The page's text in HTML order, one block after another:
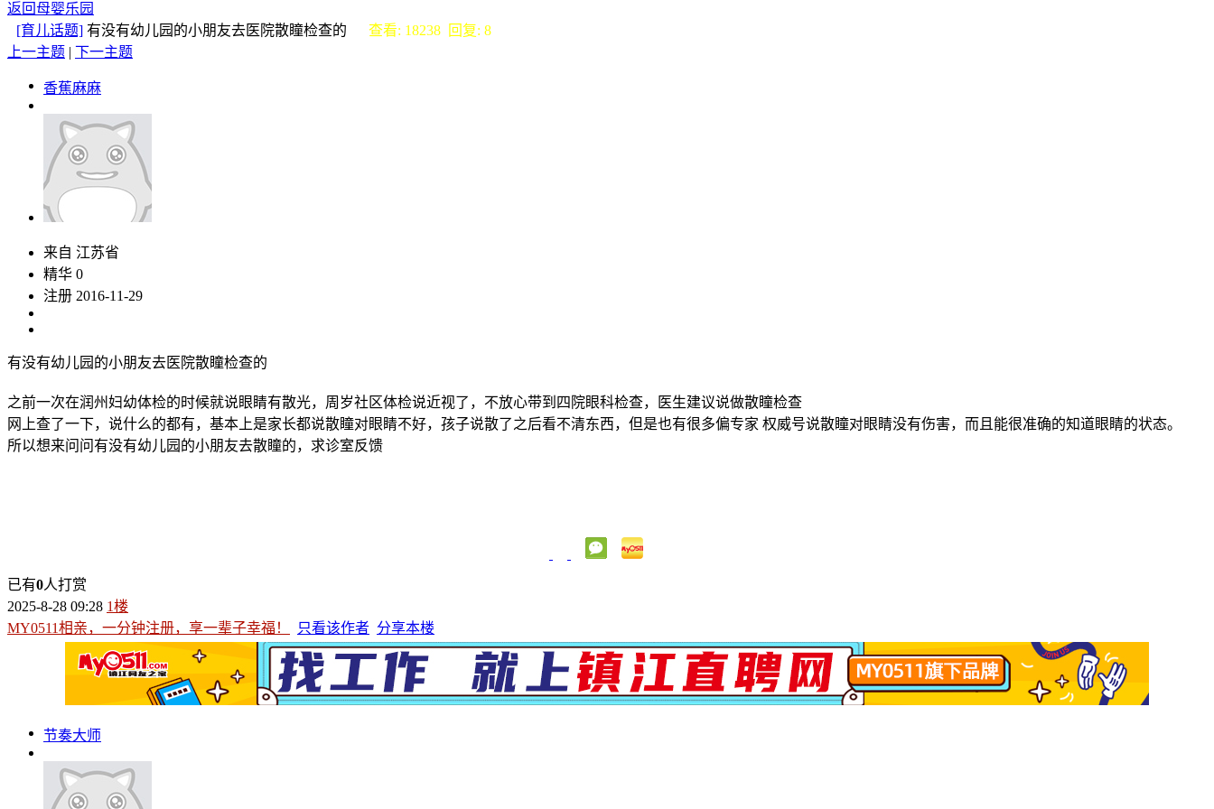
返回母婴乐园
[育儿话题] 有没有幼儿园的小朋友去医院散瞳检查的 查看: 18238 回复: 8
上一主题 | 下一主题
香蕉麻麻
来自 江苏省
精华 0
注册 2016-11-29
有没有幼儿园的小朋友去医院散瞳检查的
之前一次在润州妇幼体检的时候就说眼睛有散光，周岁社区体检说近视了，不放心带到四院眼科检查，医生建议说做散瞳检查
网上查了一下，说什么的都有，基本上是家长都说散瞳对眼睛不好，孩子说散了之后看不清东西，但是也有很多偏专家 权威号说散瞳对眼睛没有伤害，而且能很准确的知道眼睛的状态。
所以想来问问有没有幼儿园的小朋友去散瞳的，求诊室反馈
已有0人打赏
2025-8-28 09:28 1楼
MY0511相亲，一分钟注册，享一辈子幸福！
只看该作者 分享本楼
节奏大师